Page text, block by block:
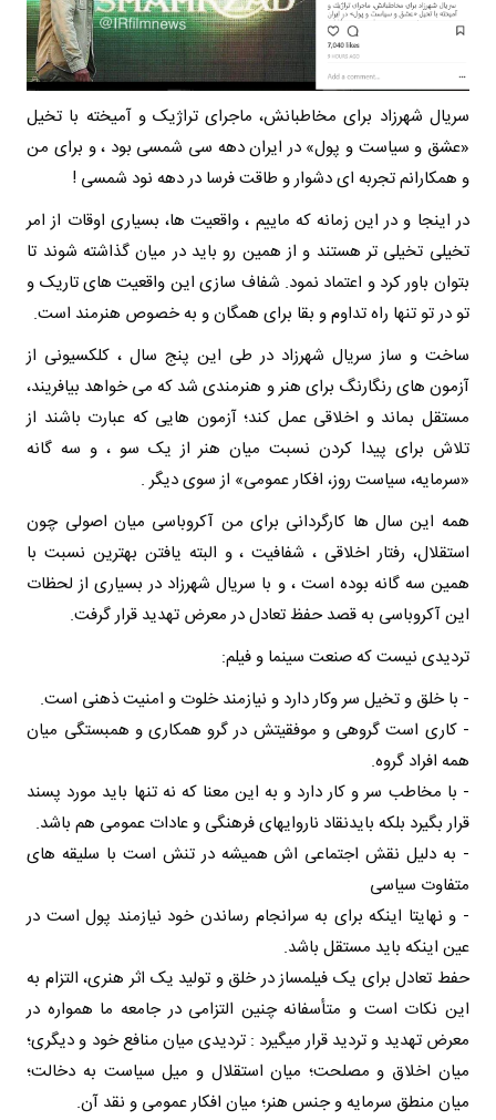
سریال شهرزاد برای مخاطبانش، ماجرای تراژیک و آمیخته با تخیل
«عشق و سیاست و پول» در ایران دهه سی شمسی بود ، و برای من
و همکارانم تجربه ای دشوار و طاقت فرسا در دهه نود شمسی !
در اینجا و در این زمانه که ماییم ، واقعیت ها، بسیاری اوقات از امر
تخیلی تخیلی تر هستند و از همین رو باید در میان گذاشته شوند تا
بتوان باور کرد و اعتماد نمود. شفاف سازی این واقعیت های تاریک و
تو در تو تنها راه تداوم و بقا برای همگان و به خصوص هنرمند است.
ساخت و ساز سریال شهرزاد در طی این پنج سال ، کلکسیونی از
آزمون های رنگارنگ برای هنر و هنرمندی شد که می خواهد بیافریند،
مستقل بماند و اخلاقی عمل کند؛ آزمون هایی که عبارت باشند از
تلاش برای پیدا کردن نسبت میان هنر از یک سو ، و سه گانه
«سرمایه، سیاست روز، افکار عمومی» از سوی دیگر .
همه این سال ها کارگردانی برای من آکروباسی میان اصولی چون
استقلال، رفتار اخلاقی ، شفافیت ، و البته یافتن بهترین نسبت با
همین سه گانه بوده است ، و با سریال شهرزاد در بسیاری از لحظات
این آکروباسی به قصد حفظ تعادل در معرض تهدید قرار گرفت.
تردیدی نیست که صنعت سینما و فیلم:
- با خلق و تخیل سر وکار دارد و نیازمند خلوت و امنیت ذهنی است.
- کاری است گروهی و موفقیتش در گرو همکاری و همبستگی میان
همه افراد گروه.
- با مخاطب سر و کار دارد و به این معنا که نه تنها باید مورد پسند
قرار بگیرد بلکه بایدنقاد ناروایهای فرهنگی و عادات عمومی هم باشد.
- به دلیل نقش اجتماعی اش همیشه در تنش است با سلیقه های
متفاوت سیاسی
- و نهایتا اینکه برای به سرانجام رساندن خود نیازمند پول است در
عین اینکه باید مستقل باشد.
حفط تعادل برای یک فیلمساز در خلق و تولید یک اثر هنری، التزام به
این نکات است و متأسفانه چنین التزامی در جامعه ما همواره در
معرض تهدید و تردید قرار میگیرد : تردیدی میان منافع خود و دیگری؛
میان اخلاق و مصلحت؛ میان استقلال و میل سیاست به دخالت؛
میان منطق سرمایه و جنس هنر؛ میان افکار عمومی و نقد آن.